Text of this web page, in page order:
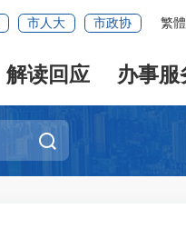
市人大 市政协 繁
解读回应 办事服